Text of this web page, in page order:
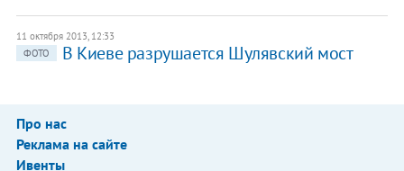
11 октября 2013, 12:33
ФОТО
В Киеве разрушается Шулявский мост
Про нас
Реклама на сайте
Ивенты